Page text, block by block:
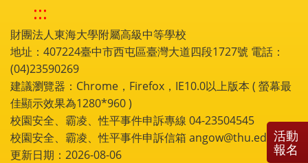
:::
財團法人東海大學附屬高級中等學校
地址：407224臺中市西屯區臺灣大道四段1727號 電話：
(04)23590269
建議瀏覽器：Chrome，Firefox，IE10.0以上版本 ( 螢幕最
佳顯示效果為1280*960 )
校園安全、霸凌、性平事件申訴專線 04-23504545
校園安全、霸凌、性平事件申訴信箱 angow@thu.edu.tw
更新日期：2026-08-06
活動
報名